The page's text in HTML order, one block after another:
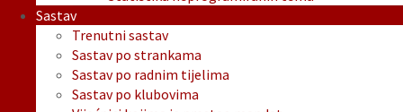
Sastav
Trenutni sastav
Sastav po strankama
Sastav po radnim tijelima
Sastav po klubovima